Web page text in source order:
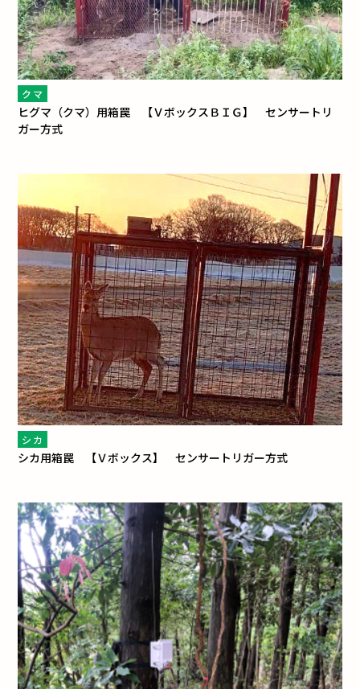
クマ
ヒグマ（クマ）用箱罠 【ＶボックスＢＩＧ】 センサートリ
ガー方式
シカ
シカ用箱罠 【Ｖボックス】 センサートリガー方式